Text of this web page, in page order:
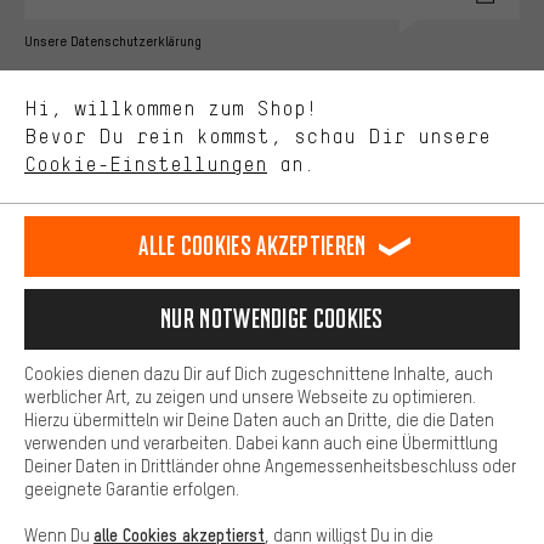
Unsere Datenschutzerklärung
Sprache"
Deutsch
DE english
EN español
ES français
FR
VERTRAG WIDERRUFEN Aachener Community Affiliateprogramm
Datenschutz Allgemeine Geschäftsbedingungen
Hinweisgebersystem Hinweise zur Batterieentsorgung
Cookie-Einstellungen Kontrast ändern
Alle Preise verstehen sich in Euro und exkl. MwSt zuzüglich
Versandkostenfür Lieferung nachUSA.
Hi, willkommen zum Shop!
Bevor Du rein kommst, schau Dir unsere
Cookie-Einstellungen an.
Bessere Leistung
Uns interessiert, was Du in unserem Shop suchst und brauchst.
selbst Einfluss auf die Verbesserung unserer Webseite und
unseres Shop-Angebots.
Dein Shopping-Erlebnis wird komfortabler. Mit Komfort-Cookies
stellen wir Verknüpfungen zu Social Media Plattformen her. So
können wir dir weitere nützliche Inhalte und Informationen zur
Verfügung stellen. Zudem hast du die Möglichkeit zusätzliche
Services zu nutzen, die es dir erleichtern die richtigen Produkte zu
finden. Beispielsweise bieten wir eine Chat-Funktion an, damit
Fragen schnell und unkompliziert beantwortet werden können.
Basis
Basis-Cookies gewährleisten, dass Du unsere Webseite
grundsätzlich nutzen kannst.
Alle Cookies akzeptieren
Nur Notwendige Cookies
Cookies dienen dazu Dir auf Dich zugeschnittene Inhalte, auch
werblicher Art, zu zeigen und unsere Webseite zu optimieren.
Hierzu übermitteln wir Deine Daten auch an Dritte, die die Daten
verwenden und verarbeiten. Dabei kann auch eine Übermittlung
Deiner Daten in Drittländer ohne Angemessenheitsbeschluss oder
geeignete Garantie erfolgen.
Wenn Du alle Cookies akzeptierst , dann willigst Du in die